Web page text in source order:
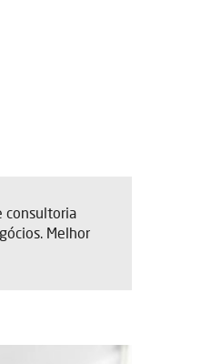
consultoria
Melhor